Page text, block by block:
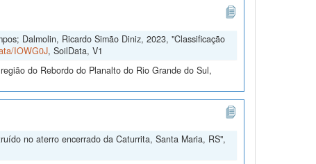
Dalmolin, Ricardo Simão Diniz, 2023, "Classificação
IOWG0J, SoilData, V1
do Rebordo do Planalto do Rio Grande do Sul,
no aterro encerrado da Caturrita, Santa Maria, RS",